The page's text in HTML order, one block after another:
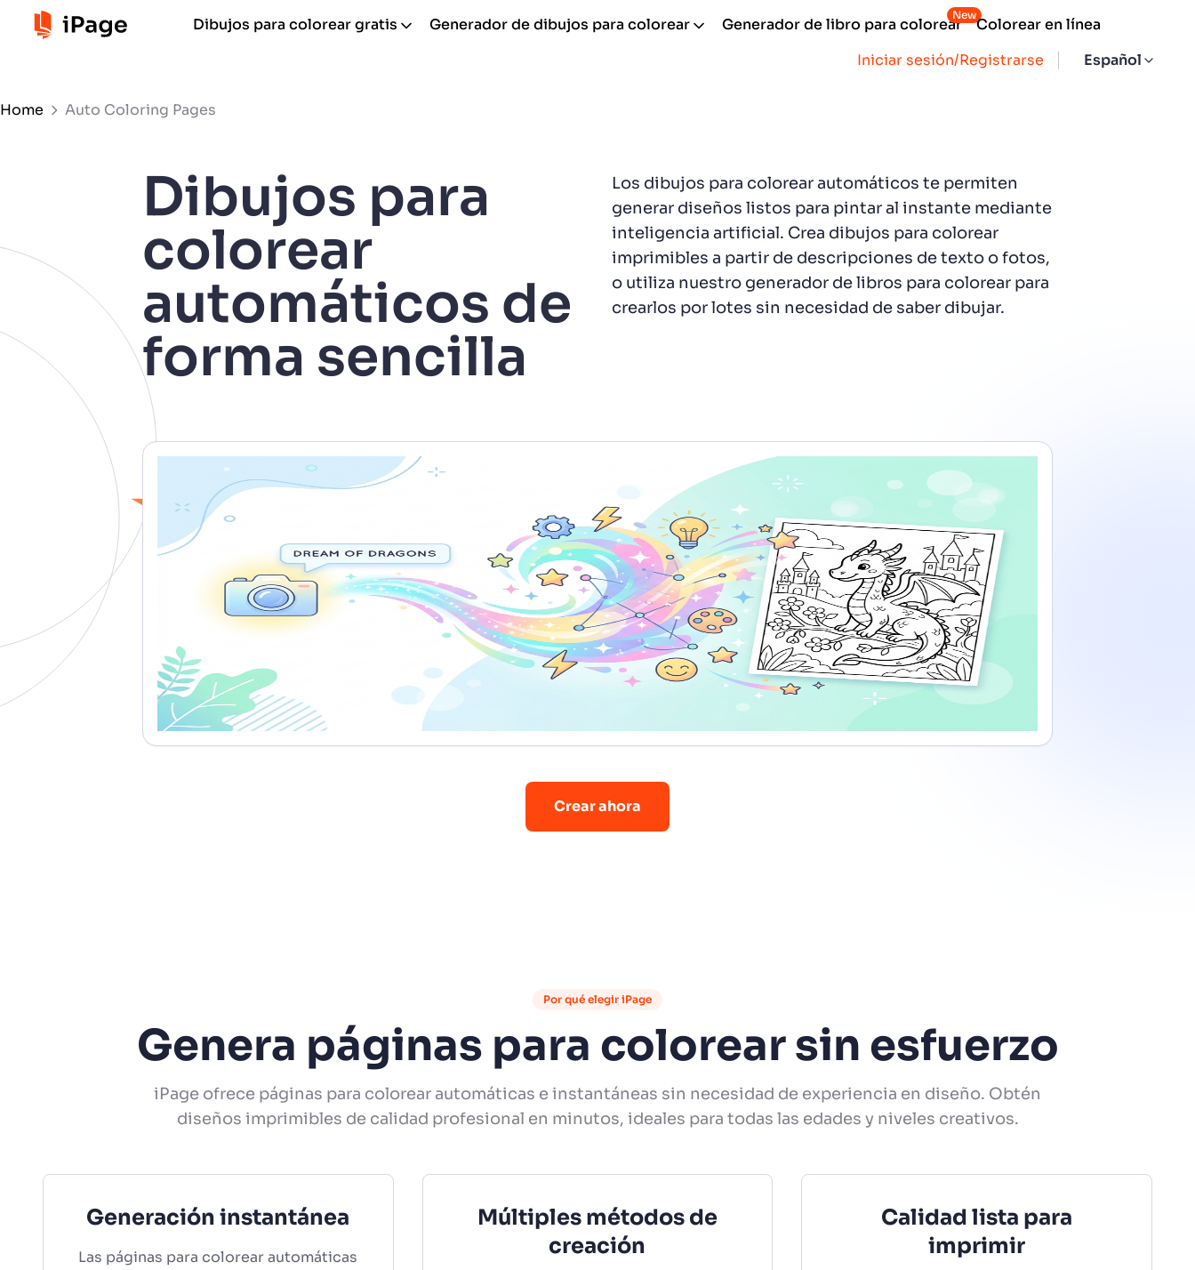
Iniciar sesión/Registrarse Español
Dibujos para colorear gratis Generador de dibujos para colorear Generador de libro para colorear
New
Colorear en línea
Home Auto Coloring Pages
Dibujos para
colorear
automáticos de
forma sencilla
Los dibujos para colorear automáticos te permiten
generar diseños listos para pintar al instante mediante
inteligencia artificial. Crea dibujos para colorear
imprimibles a partir de descripciones de texto o fotos,
o utiliza nuestro generador de libros para colorear para
crearlos por lotes sin necesidad de saber dibujar.
Crear ahora
Por qué elegir iPage
Genera páginas para colorear sin esfuerzo
iPage ofrece páginas para colorear automáticas e instantáneas sin necesidad de experiencia en diseño. Obtén
diseños imprimibles de calidad profesional en minutos, ideales para todas las edades y niveles creativos.
Generación instantánea
Las páginas para colorear automáticas
Múltiples métodos de
creación
Calidad lista para
imprimir